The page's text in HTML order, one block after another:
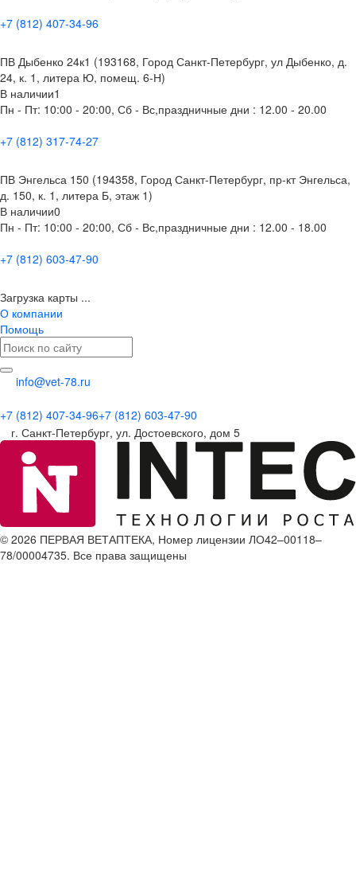
+7 (812) 407-34-96
ПВ Дыбенко 24к1 (193168, Город Санкт-Петербург, ул Дыбенко, д.
24, к. 1, литера Ю, помещ. 6-Н)
В наличии1
Пн - Пт: 10:00 - 20:00, Сб - Вс,праздничные дни : 12.00 - 20.00
+7 (812) 317-74-27
ПВ Энгельса 150 (194358, Город Санкт-Петербург, пр-кт Энгельса,
д. 150, к. 1, литера Б, этаж 1)
В наличии0
Пн - Пт: 10:00 - 20:00, Сб - Вс,праздничные дни : 12.00 - 18.00
+7 (812) 603-47-90
Загрузка карты ...
О компании
Помощь
info@vet-78.ru
+7 (812) 407-34-96+7 (812) 603-47-90
г. Санкт-Петербург, ул. Достоевского, дом 5
© 2026 ПЕРВАЯ ВЕТАПТЕКА, Номер лицензии ЛО42–00118–
78/00004735. Все права защищены